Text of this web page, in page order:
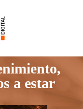
a estar